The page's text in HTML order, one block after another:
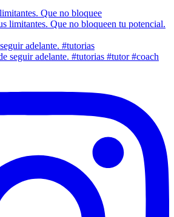
Que no bloquee
adelante. #tutorias